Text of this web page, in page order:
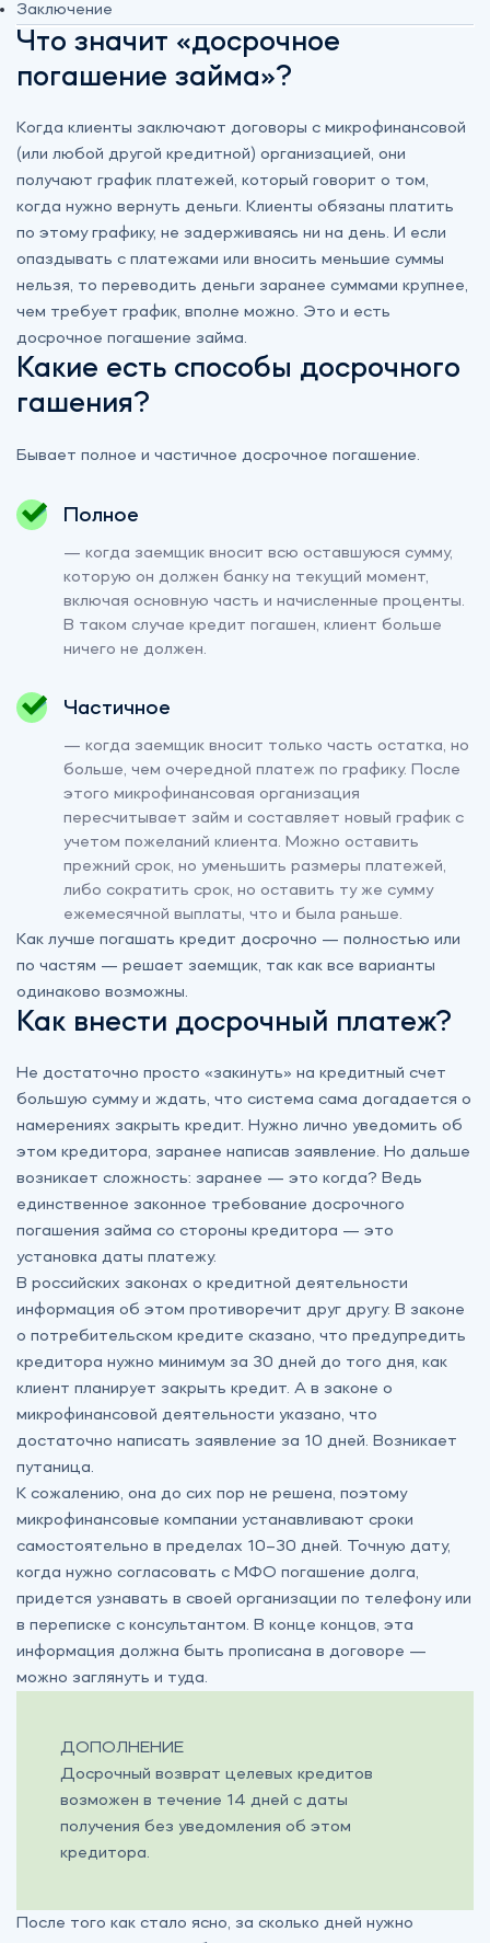
Заключение
Что значит «досрочное
погашение займа»?
Когда клиенты заключают договоры с микрофинансовой
(или любой другой кредитной) организацией, они
получают график платежей, который говорит о том,
когда нужно вернуть деньги. Клиенты обязаны платить
по этому графику, не задерживаясь ни на день. И если
опаздывать с платежами или вносить меньшие суммы
нельзя, то переводить деньги заранее суммами крупнее,
чем требует график, вполне можно. Это и есть
досрочное погашение займа.
Какие есть способы досрочного
гашения?
Бывает полное и частичное досрочное погашение.
Полное
— когда заемщик вносит всю оставшуюся сумму,
которую он должен банку на текущий момент,
включая основную часть и начисленные проценты.
В таком случае кредит погашен, клиент больше
ничего не должен.
Частичное
— когда заемщик вносит только часть остатка, но
больше, чем очередной платеж по графику. После
этого микрофинансовая организация
пересчитывает займ и составляет новый график с
учетом пожеланий клиента. Можно оставить
прежний срок, но уменьшить размеры платежей,
либо сократить срок, но оставить ту же сумму
ежемесячной выплаты, что и была раньше.
Как лучше погашать кредит досрочно — полностью или
по частям — решает заемщик, так как все варианты
одинаково возможны.
Как внести досрочный платеж?
Не достаточно просто «закинуть» на кредитный счет
большую сумму и ждать, что система сама догадается о
намерениях закрыть кредит. Нужно лично уведомить об
этом кредитора, заранее написав заявление. Но дальше
возникает сложность: заранее — это когда? Ведь
единственное законное требование досрочного
погашения займа со стороны кредитора — это
установка даты платежу.
В российских законах о кредитной деятельности
информация об этом противоречит друг другу. В законе
о потребительском кредите сказано, что предупредить
кредитора нужно минимум за 30 дней до того дня, как
клиент планирует закрыть кредит. А в законе о
микрофинансовой деятельности указано, что
достаточно написать заявление за 10 дней. Возникает
путаница.
К сожалению, она до сих пор не решена, поэтому
микрофинансовые компании устанавливают сроки
самостоятельно в пределах 10–30 дней. Точную дату,
когда нужно согласовать с МФО погашение долга,
придется узнавать в своей организации по телефону или
в переписке с консультантом. В конце концов, эта
информация должна быть прописана в договоре —
можно заглянуть и туда.
ДОПОЛНЕНИЕ
Досрочный возврат целевых кредитов
возможен в течение 14 дней с даты
получения без уведомления об этом
кредитора.
После того как стало ясно, за сколько дней нужно